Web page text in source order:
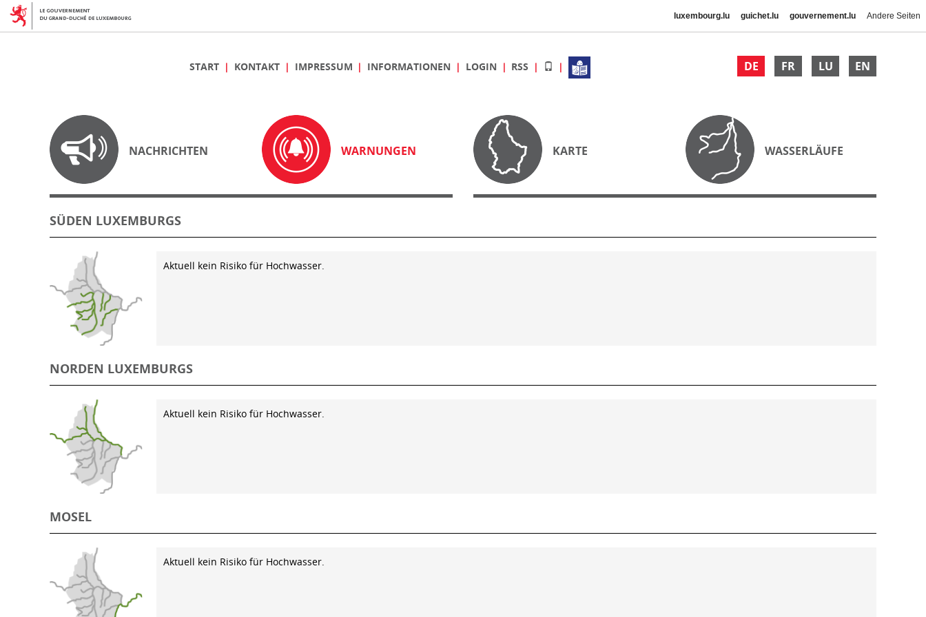
luxembourg.lu guichet.lu gouvernement.lu Andere Seiten
DE FR LU EN
START KONTAKT IMPRESSUM INFORMATIONEN LOGIN RSS
NACHRICHTEN WARNUNGEN KARTE WASSERLÄUFE
SÜDEN LUXEMBURGS
Aktuell kein Risiko für Hochwasser.
NORDEN LUXEMBURGS
Aktuell kein Risiko für Hochwasser.
MOSEL
Aktuell kein Risiko für Hochwasser.